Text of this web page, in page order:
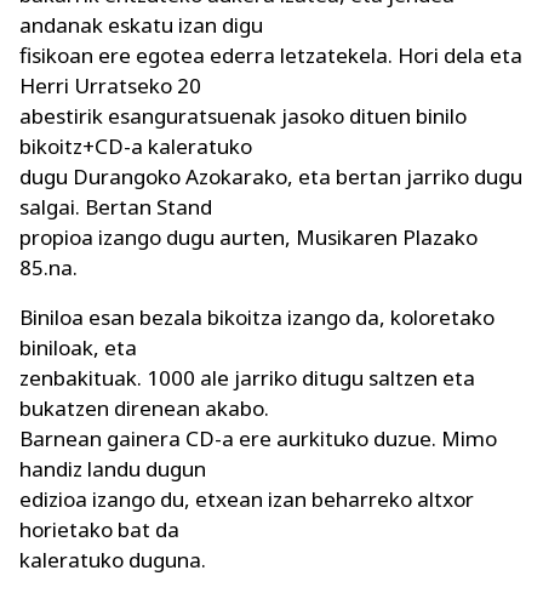
andanak eskatu izan digu
fisikoan ere egotea ederra letzatekela. Hori dela eta
Herri Urratseko 20
abestirik esanguratsuenak jasoko dituen binilo
bikoitz+CD-a kaleratuko
dugu Durangoko Azokarako, eta bertan jarriko dugu
salgai. Bertan Stand
propioa izango dugu aurten, Musikaren Plazako
85.na.
Biniloa esan bezala bikoitza izango da, koloretako
biniloak, eta
zenbakituak. 1000 ale jarriko ditugu saltzen eta
bukatzen direnean akabo.
Barnean gainera CD-a ere aurkituko duzue. Mimo
handiz landu dugun
edizioa izango du, etxean izan beharreko altxor
horietako bat da
kaleratuko duguna.